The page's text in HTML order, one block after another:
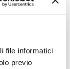
file informatici
previo